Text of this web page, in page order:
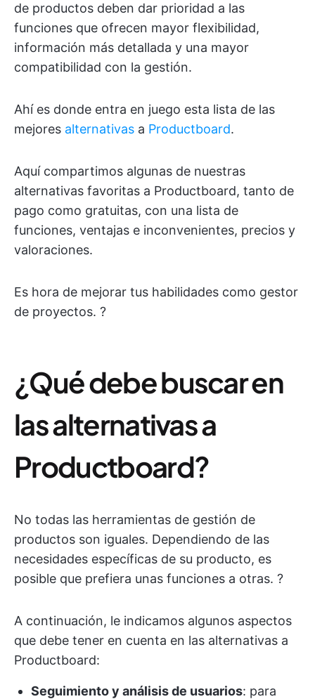
de productos deben dar prioridad a las
funciones que ofrecen mayor flexibilidad,
información más detallada y una mayor
compatibilidad con la gestión.
Ahí es donde entra en juego esta lista de las
mejores alternativas a Productboard.
Aquí compartimos algunas de nuestras
alternativas favoritas a Productboard, tanto de
pago como gratuitas, con una lista de
funciones, ventajas e inconvenientes, precios y
valoraciones.
Es hora de mejorar tus habilidades como gestor
de proyectos. ?
¿Qué debe buscar en
las alternativas a
Productboard?
No todas las herramientas de gestión de
productos son iguales. Dependiendo de las
necesidades específicas de su producto, es
posible que prefiera unas funciones a otras. ?️
A continuación, le indicamos algunos aspectos
que debe tener en cuenta en las alternativas a
Productboard:
Seguimiento y análisis de usuarios: para